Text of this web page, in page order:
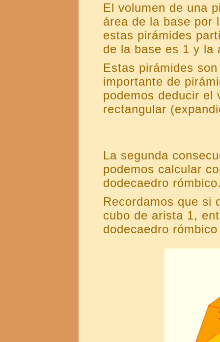
El volumen de una
área de la base por
estas pirámides
de la base es 1 y la
Estas pirámides
importante de
podemos deducir el
rectangular
La segunda
podemos calcular
dodecaedro
Recordamos que si
cubo de arista 1,
dodecaedro